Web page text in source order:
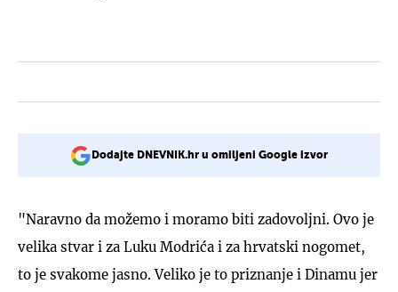
Dodajte DNEVNIK.hr u omiljeni Google izvor
"Naravno da možemo i moramo biti zadovoljni. Ovo je
velika stvar i za Luku Modrića i za hrvatski nogomet,
to je svakome jasno. Veliko je to priznanje i Dinamu jer